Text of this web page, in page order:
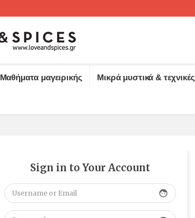
Μαθήματα μαγειρικής Μικρά μυστικά & τεχνικές
Sign in to Your Account
face